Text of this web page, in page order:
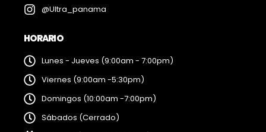
@Ultra_panama
HORARIO
Lunes - Jueves (9:00am - 7:00pm)
Viernes (9:00am -5:30pm)
Domingos (10:00am -7:00pm)
Sábados (Cerrado)